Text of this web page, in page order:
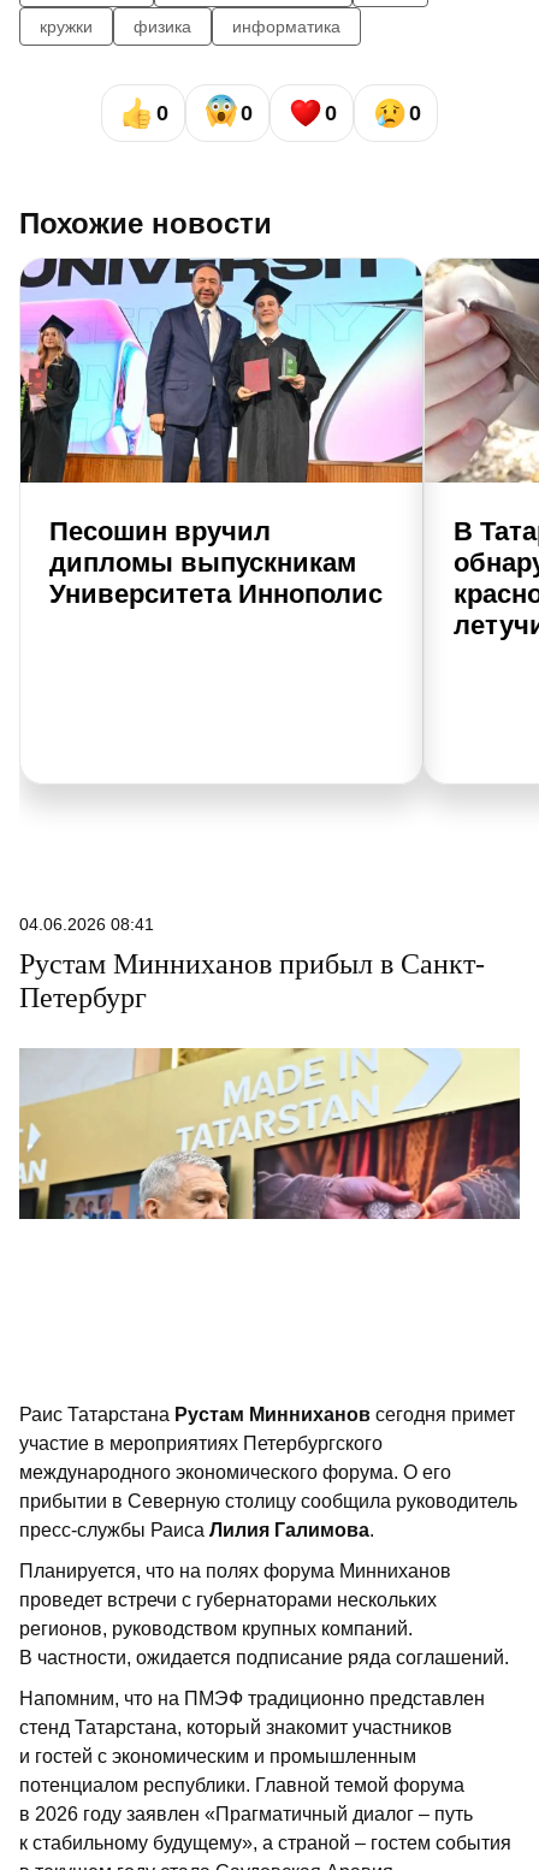
кружки
физика информатика
0 0 0 0
Похожие новости
Песошин вручил
дипломы выпускникам
Университета Иннополис
В
04.06.2026 08:41
Рустам Минниханов прибыл в Санкт-
Петербург
Раис Татарстана Рустам Минниханов сегодня примет
участие в мероприятиях Петербургского
международного экономического форума. О его
прибытии в Северную столицу сообщила руководитель
пресс-службы Раиса Лилия Галимова.
Планируется, что на полях форума Минниханов
проведет встречи с губернаторами нескольких
регионов, руководством крупных компаний.
В частности, ожидается подписание ряда соглашений.
Напомним, что на ПМЭФ традиционно представлен
стенд Татарстана, который знакомит участников
и гостей с экономическим и промышленным
потенциалом республики. Главной темой форума
в 2026 году заявлен «Прагматичный диалог – путь
к стабильному будущему», а страной – гостем события